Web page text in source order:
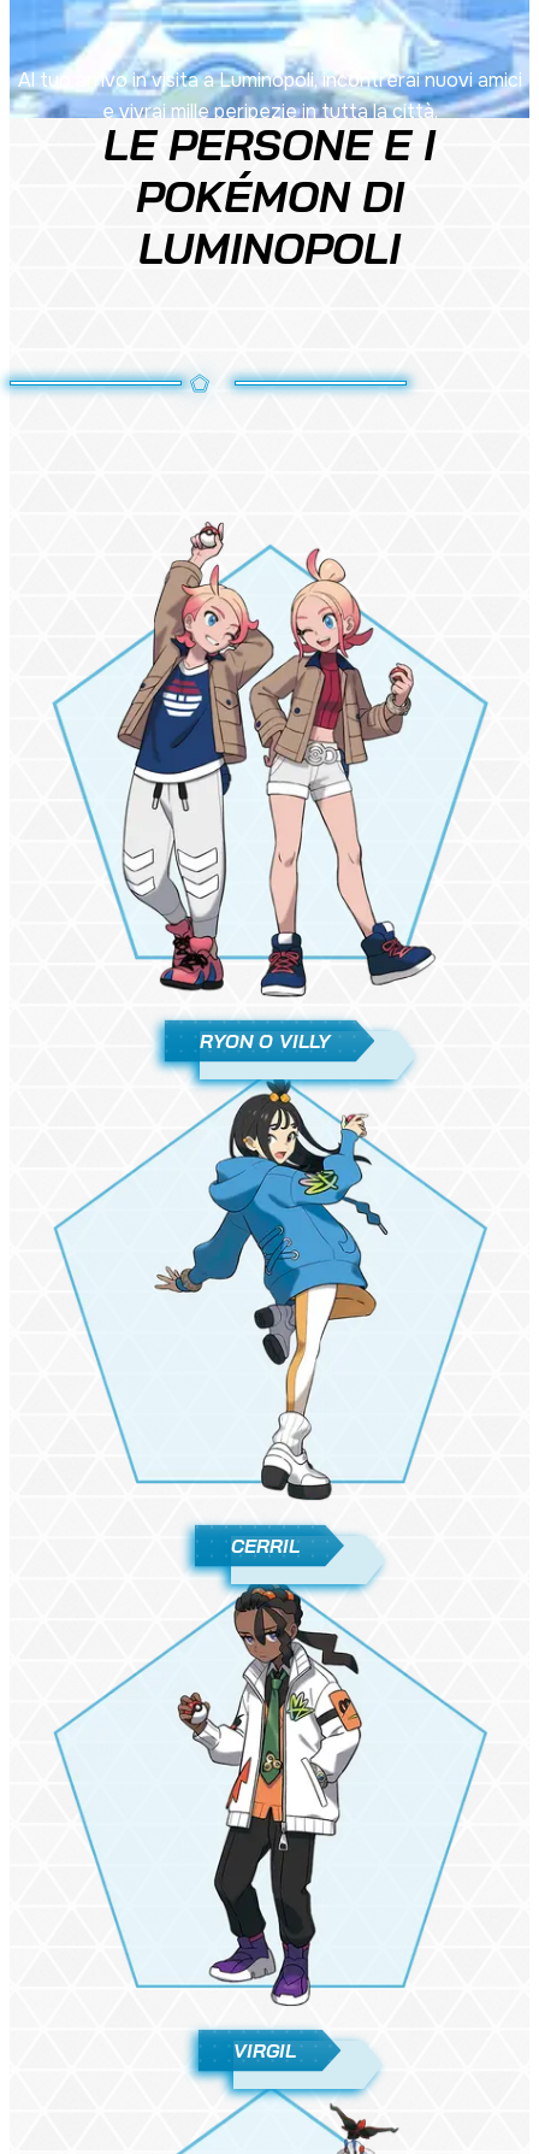
Al tuo arrivo in visita a Luminopoli, incontrerai nuovi amici
e vivrai mille peripezie in tutta la città.
LE PERSONE E I
POKÉMON DI
LUMINOPOLI
RYON O VILLY
CERRIL
VIRGIL